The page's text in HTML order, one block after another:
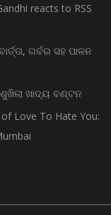
reacts to RSS
ଗର୍ବର ସହ ପାଳନ
ଖାଦ୍ୟ ବଣ୍ଟନ
Love To Hate You: